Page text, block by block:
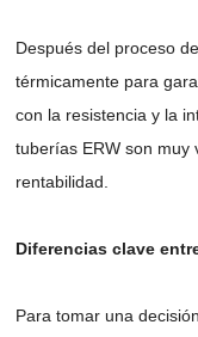
Después del proceso
térmicamente para
con la resistencia y la
tuberías ERW son muy
rentabilidad.
Diferencias clave
Para tomar una